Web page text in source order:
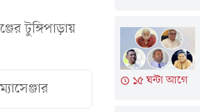
টুঙ্গিপাড়ায়
১৫ ঘন্টা আগে